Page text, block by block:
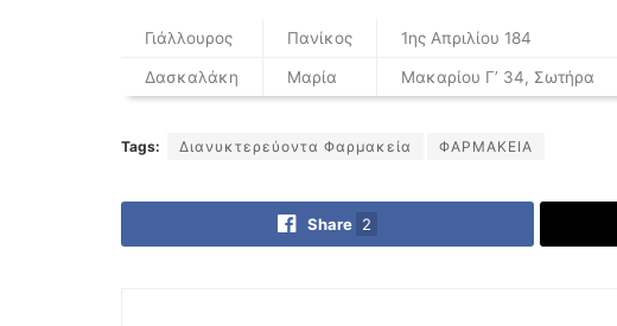
Γιάλλουρος Πανίκος 1ης Απριλίου 184
Δασκαλάκη Μαρία Μακαρίου Γ’ 34, Σωτήρα
Tags: Διανυκτερεύοντα Φαρμακεία ΦΑΡΜΑΚΕΙΑ
Share 2